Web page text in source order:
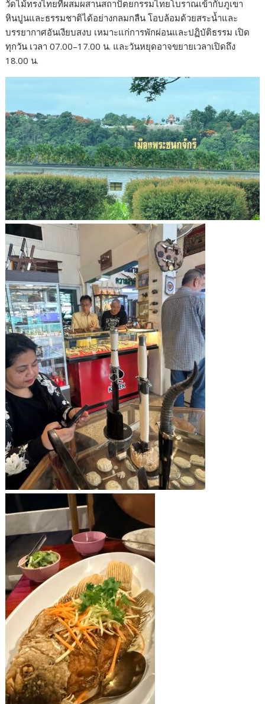
วัดไม้ทรงไทยที่ผสมผสานสถาปัตยกรรมไทยโบราณเข้ากับภูเขา
หินปูนและธรรมชาติได้อย่างกลมกลืน โอบล้อมด้วยสระน้ำและ
บรรยากาศอันเงียบสงบ เหมาะแก่การพักผ่อนและปฏิบัติธรรม เปิด
ทุกวัน เวลา 07.00–17.00 น. และวันหยุดอาจขยายเวลาเปิดถึง
18.00 น.